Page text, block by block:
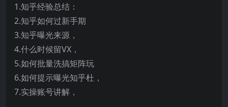
1.知乎经验总结：
2.知乎如何过新手期
3.知乎曝光来源，
4.什么时候留VX，
5.如何批量洗搞矩阵玩
6.如何提示曝光知乎杜，
7.实操账号讲解，